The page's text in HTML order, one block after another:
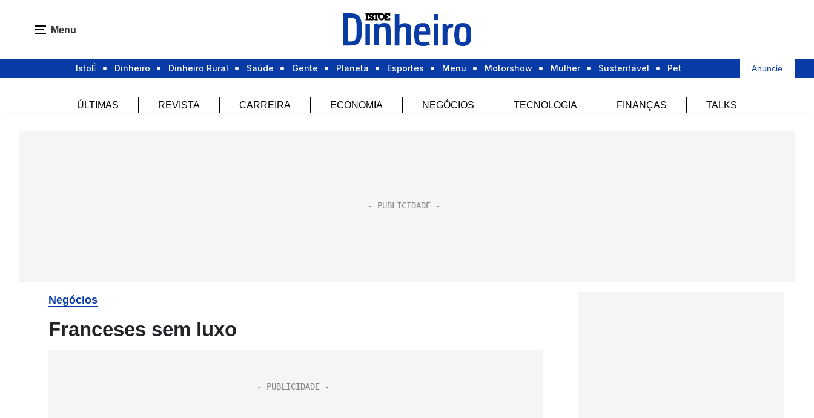
Menu
IstoÉ Dinheiro Dinheiro Rural Saúde Gente Planeta Esportes Menu Motorshow Mulher Sustentável Pet Anuncie
ÚLTIMAS REVISTA CARREIRA ECONOMIA NEGÓCIOS TECNOLOGIA FINANÇAS TALKS
Negócios
Franceses sem luxo